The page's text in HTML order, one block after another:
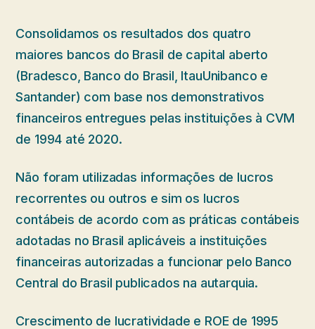
Consolidamos os resultados dos quatro
maiores bancos do Brasil de capital aberto
(Bradesco, Banco do Brasil, ItauUnibanco e
Santander) com base nos demonstrativos
financeiros entregues pelas instituições à CVM
de 1994 até 2020.
Não foram utilizadas informações de lucros
recorrentes ou outros e sim os lucros
contábeis de acordo com as práticas contábeis
adotadas no Brasil aplicáveis a instituições
financeiras autorizadas a funcionar pelo Banco
Central do Brasil publicados na autarquia.
Crescimento de lucratividade e ROE de 1995